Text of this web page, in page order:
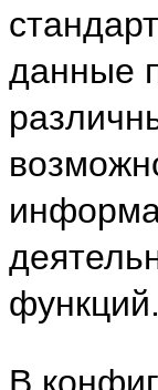
данные
функций.